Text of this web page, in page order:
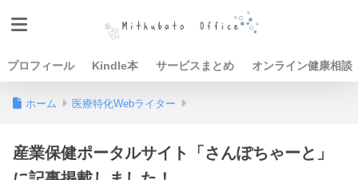
プロフィール Kindle本 サービスまとめ オンライン健康相談
ホーム 医療特化Webライター
産業保健ポータルサイト「さんぽちゃーと」